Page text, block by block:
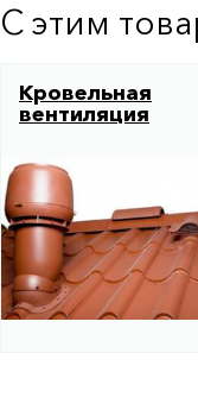
С этим
Кровельная
вентиляция